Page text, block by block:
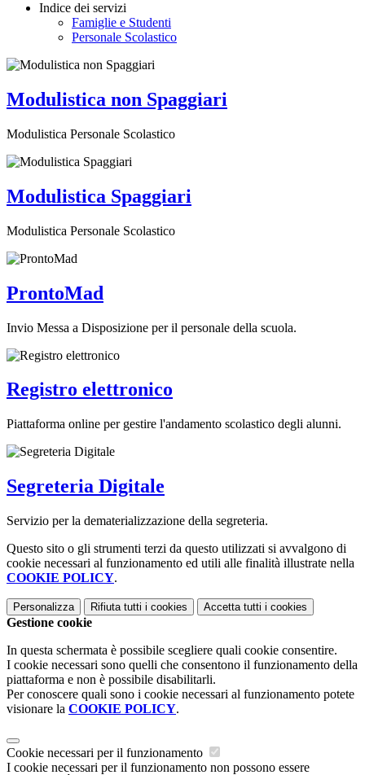
Indice dei servizi
Famiglie e Studenti
Personale Scolastico
Modulistica non Spaggiari
Modulistica Personale Scolastico
Modulistica Spaggiari
Modulistica Personale Scolastico
ProntoMad
Invio Messa a Disposizione per il personale della scuola.
Registro elettronico
Piattaforma online per gestire l'andamento scolastico degli alunni.
Segreteria Digitale
Servizio per la dematerializzazione della segreteria.
Questo sito o gli strumenti terzi da questo utilizzati si avvalgono di
cookie necessari al funzionamento ed utili alle finalità illustrate nella
COOKIE POLICY.
Personalizza Rifiuta tutti i cookies Accetta tutti i cookies
Gestione cookie
In questa schermata è possibile scegliere quali cookie consentire.
I cookie necessari sono quelli che consentono il funzionamento della
piattaforma e non è possibile disabilitarli.
Per conoscere quali sono i cookie necessari al funzionamento potete
visionare la COOKIE POLICY.
Cookie necessari per il funzionamento
I cookie necessari per il funzionamento non possono essere